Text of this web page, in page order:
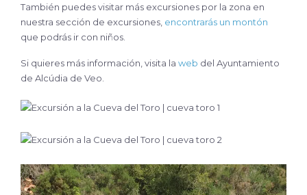
También puedes visitar más excursiones por la zona en
nuestra sección de excursiones, encontrarás un montón
que podrás ir con niños.
Si quieres más información, visita la web del Ayuntamiento
de Alcúdia de Veo.